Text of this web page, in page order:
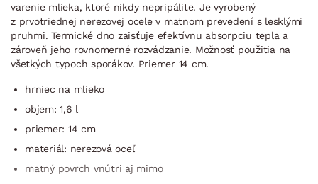
varenie mlieka, ktoré nikdy nepripálite. Je vyrobený
z prvotriednej nerezovej ocele v matnom prevedení s lesklými
pruhmi. Termické dno zaisťuje efektívnu absorpciu tepla a
zároveň jeho rovnomerné rozvádzanie. Možnosť použitia na
všetkých typoch sporákov. Priemer 14 cm.
hrniec na mlieko
objem: 1,6 l
priemer: 14 cm
materiál: nerezová oceľ
matný povrch vnútri aj mimo